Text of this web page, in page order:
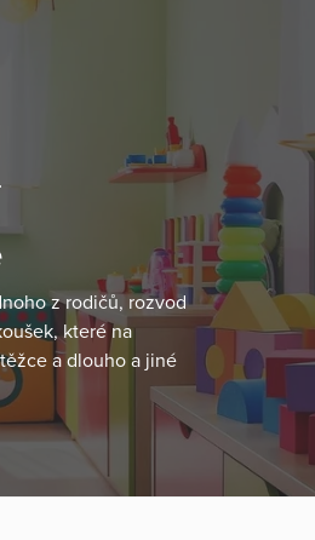
z rodičů, rozvod
které na
a dlouho a jiné